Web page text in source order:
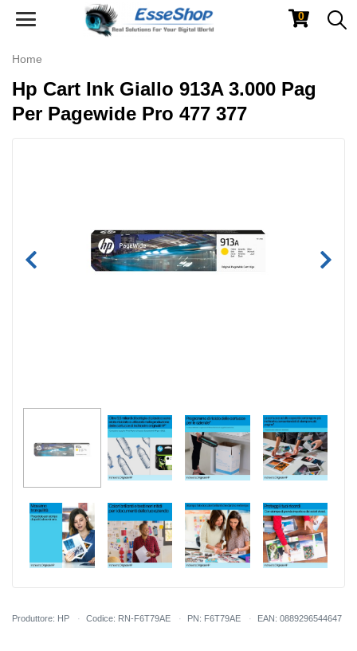
Toggle
0
Home
Hp Cart Ink Giallo 913A 3.000 Pag
Per Pagewide Pro 477 377
Produttore: HP Codice: RN-F6T79AE PN: F6T79AE EAN: 0889296544647